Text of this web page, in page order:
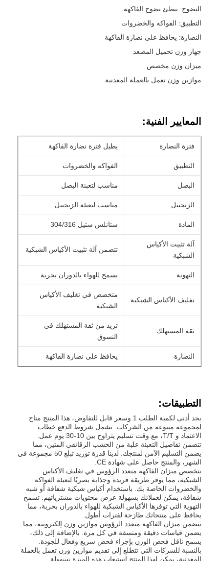
النضوج: يبطئ نضوج الفاكهة
التطبيق: الفواكه والخضروات
النضارة: يحافظ على نضارة الفاكهة
جهاز وزن تحميل المصعد
ميزان وزن مخصص
موازين وزن تعمل بالعملة المعدنية
المعايير الفنية:
فترة النضارة يطيل فترة نضارة الفاكهة
التطبيق الفواكه والخضروات
البصل مناسب لتعبئة البصل
الزنجبيل مناسب لتعبئة الزنجبيل
المادة ستانلس ستيل 304/316
آلة تثبيت الأكياس
الشبكية
تتضمن آلة تثبيت الأكياس الشبكية
التهوية يسمح للهواء بالدوران بحرية
تغليف الأكياس الشبكية
متخصص في تغليف الأكياس
الشبكية
ثقة المستهلك
تزيد من ثقة المستهلك في
التسوق
النضارة يحافظ على نضارة الفاكهة
التطبيقات:
بحد أدنى لكمية الطلب 1 وسعر قابل للتفاوض، هذا المنتج متاح
لمجموعة متنوعة من الشركات. تشمل شروط الدفع خطاب
الاعتماد و T/T، مع وقت تسليم يتراوح بين 10-30 يوم عمل.
تتضمن تفاصيل التعبئة علبة من الخشب الرقائقي المتين، مما
يضمن التسليم الآمن لمنتجك. لدينا قدرة توريد تبلغ 50 مجموعة في
الشهر، والمنتج حاصل على شهادة CE.
يتخصص ميزان الفاكهة متعدد الرؤوس في تغليف الأكياس
الشبكية، مما يوفر طريقة فريدة وجذابة بصريًا لتعبئة الفواكه
والخضروات الخاصة بك. باستخدام أكياس شبكية شفافة أو شبه
شفافة، يمكن لعملائك بسهولة عرض محتويات مشترياتهم. تسمح
التهوية التي توفرها الأكياس الشبكية للهواء بالدوران بحرية، مما
يحافظ على منتجاتك طازجة لفترات أطول.
يتضمن ميزان الفاكهة متعدد الرؤوس موازين وزن إلكترونية، مما
يضمن قياسات دقيقة ومتسقة في كل مرة. بالإضافة إلى ذلك،
يسمح ناقل فحص الوزن بإجراء فحص سريع وفعال للجودة.
بالنسبة للشركات التي تتطلع إلى تقديم موازين وزن تعمل بالعملة
المعدنية، يمكن لهذا المنتج استيعاب هذه الميزة بسهولة.